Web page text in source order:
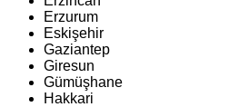
Erzurum
Eskişehir
Gaziantep
Giresun
Gümüşhane
Hakkari